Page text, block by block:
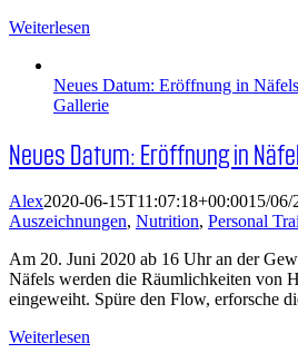
Weiterlesen
Neues Datum: Eröffnung in Näfels
Gallerie
Neues Datum: Eröffnung in
Alex2020-06-15T11:07:18+00:0015/06/
Auszeichnungen, Nutrition, Personal
Am 20. Juni 2020 ab 16 Uhr an der
Näfels werden die Räumlichkeiten von
eingeweiht. Spüre den Flow, erforsche
Weiterlesen